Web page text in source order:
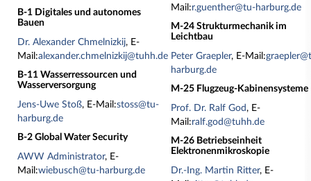
B-1 Digitales und autonomes
Bauen
Dr. Alexander Chmelnizkij, E-
Mail:alexander.chmelnizkij@tuhh.de
B-11 Wasserressourcen und
Wasserversorgung
Jens-Uwe Stoß, E-Mail:stoss@tu-
harburg.de
B-2 Global Water Security
AWW Administrator, E-
Mail:wiebusch@tu-harburg.de
Mail:r.guenther@tu-harburg.de
M-24 Strukturmechanik im
Leichtbau
Peter Graepler, E-Mail:
harburg.de
M-25 Flugzeug-Kabinensysteme
Prof. Dr. Ralf God, E-
Mail:ralf.god@tuhh.de
M-26 Betriebseinheit
Elektronenmikroskopie
Dr.-Ing. Martin Ritter, E-